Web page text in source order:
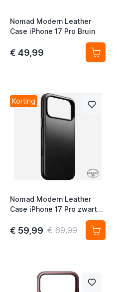
Nomad Modern Leather
Case iPhone 17 Pro Bruin
€ 49,99
Korting
Nomad Modern Leather
Case iPhone 17 Pro zwart
€ 59,99 € 69,99